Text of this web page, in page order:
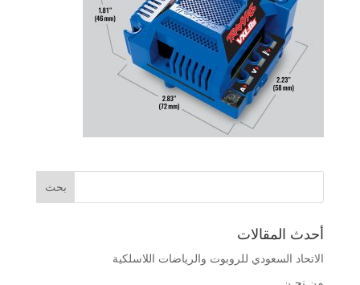
أحدث المقالات
الاتحاد السعودي للروبوت والرياضات اللاسلكية